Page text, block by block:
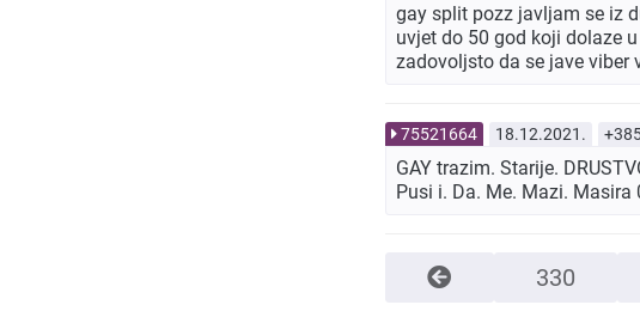
gay split pozz javljam se iz
uvjet do 50 god koji dolaze
zadovoljsto da se jave viber
75521664 18.12.2021.
GAY trazim. Starije.
Pusi i. Da. Me. Mazi.
330